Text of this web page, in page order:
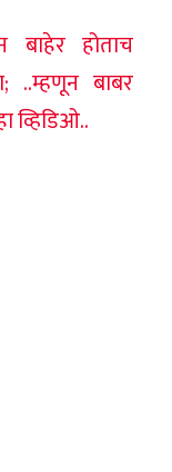
होताच
..म्हणून बाबर
व्हिडिओ..